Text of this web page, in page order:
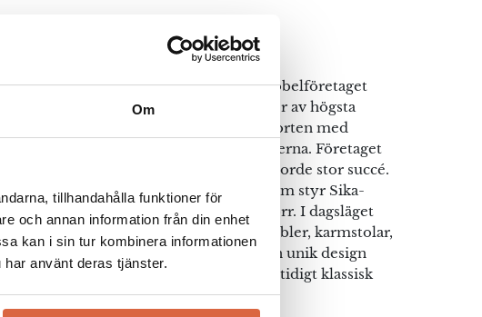
Om
tillhandahålla funktioner för
och annan information från din enhet
kan i sin tur kombinera informationen
använt deras tjänster.
1940 etablerade Ankjaer Andreasen möbelföretaget
med visionen att tillverka utemöbler av högsta
och design. Namnet Sika är taget från hjorten med
namn, ett elegant djur som är lätt på fötterna. Företaget
sina portar i Mossö, Danmark, där de gjorde stor succé.
det den andra och tredje generationen som styr Sika-
möblerna är snyggare än någonsin förr. I dagsläget
Sika-Design vackra och tidlösa korgmöbler, karmstolar,
och mycket mer. Möblerna har en unik design
känns modern och innovativ men samtidigt klassisk